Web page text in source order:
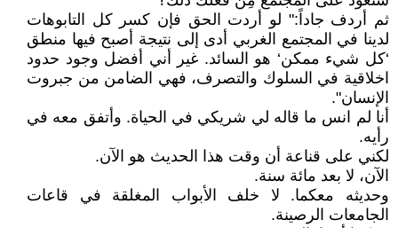
ثم أردف جاداً:" لو أردت الحق فإن كسر كل التابوهات
لدينا في المجتمع الغربي أدى إلى نتيجة أصبح فيها منطق
‘كل شيء ممكن‘ هو السائد. غير أني أفضل وجود حدود
اخلاقية في السلوك والتصرف، فهي الضامن من جبروت
الإنسان".
أنا لم انس ما قاله لي شريكي في الحياة. وأتفق معه في
رأيه.
لكني على قناعة أن وقت هذا الحديث هو الآن.
الآن، لا بعد مائة سنة.
وحديثه معكما. لا خلف الأبواب المغلقة في قاعات
الجامعات الرصينة.